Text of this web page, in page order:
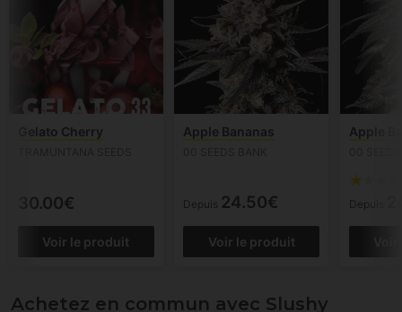
Gelato Cherry
30.00€
Voir le produit
Apple Bananas
Depuis 24.50€
Voir le produit
Apple
Depuis
Achetez en commun avec Slushy